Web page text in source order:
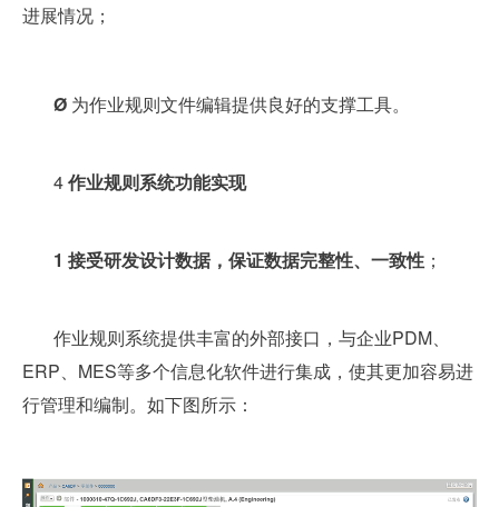
进展情况；
Ø 为作业规则文件编辑提供良好的支撑工具。
4作业规则系统功能实现
1 接受研发设计数据，保证数据完整性、一致性 ；
作业规则系统提供丰富的外部接口，与企业PDM、
ERP、MES等多个信息化软件进行集成，使其更加容易进
行管理和编制。如下图所示：